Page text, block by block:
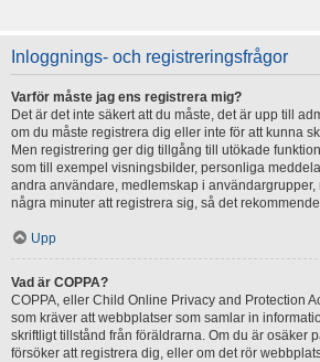
Inloggnings- och registreringsfrågor
Varför måste jag ens registrera mig?
Det är det inte säkert att du måste, det är upp till
om du måste registrera dig eller inte för att kunna
Men registrering ger dig tillgång till utökade
som till exempel visningsbilder, personliga
andra användare, medlemskap i användargrupper,
några minuter att registrera sig, så det
Upp
Vad är COPPA?
COPPA, eller Child Online Privacy and Protection
som kräver att webbplatser som samlar in
skriftligt tillstånd från föräldrarna. Om du är osäker
försöker att registrera dig, eller om det rör